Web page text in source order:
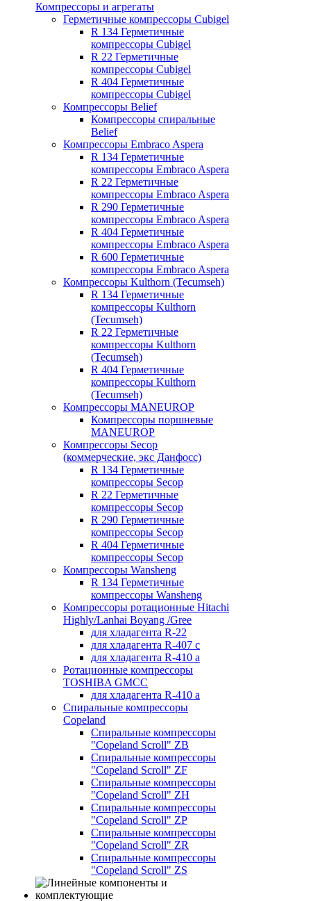
Компрессоры и агрегаты
Герметичные компрессоры Cubigel
R 134 Герметичные
компрессоры Cubigel
R 22 Герметичные
компрессоры Cubigel
R 404 Герметичные
компрессоры Cubigel
Компрессоры Belief
Компрессоры спиральные
Belief
Компрессоры Embraco Aspera
R 134 Герметичные
компрессоры Embraco Aspera
R 22 Герметичные
компрессоры Embraco Aspera
R 290 Герметичные
компрессоры Embraco Aspera
R 404 Герметичные
компрессоры Embraco Aspera
R 600 Герметичные
компрессоры Embraco Aspera
Компрессоры Kulthorn (Tecumseh)
R 134 Герметичные
компрессоры Kulthorn
(Tecumseh)
R 22 Герметичные
компрессоры Kulthorn
(Tecumseh)
R 404 Герметичные
компрессоры Kulthorn
(Tecumseh)
Компрессоры MANEUROP
Компрессоры поршневые
MANEUROP
Компрессоры Secop
(коммерческие, экс Данфосс)
R 134 Герметичные
компрессоры Secop
R 22 Герметичные
компрессоры Secop
R 290 Герметичные
компрессоры Secop
R 404 Герметичные
компрессоры Secop
Компрессоры Wansheng
R 134 Герметичные
компрессоры Wansheng
Компрессоры ротационные Hitachi
Highly/Lanhai Boyang /Gree
для хладагента R-22
для хладагента R-407 с
для хладагента R-410 а
Ротационные компрессоры
TOSHIBA GMCC
для хладагента R-410 а
Спиральные компрессоры
Copeland
Спиральные компрессоры
"Copeland Scroll" ZB
Спиральные компрессоры
"Copeland Scroll" ZF
Спиральные компрессоры
"Copeland Scroll" ZH
Спиральные компрессоры
"Copeland Scroll" ZP
Спиральные компрессоры
"Copeland Scroll" ZR
Спиральные компрессоры
"Copeland Scroll" ZS